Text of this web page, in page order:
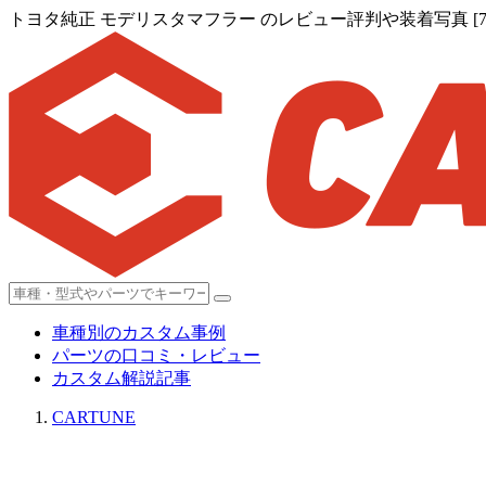
トヨタ純正 モデリスタマフラー のレビュー評判や装着写真
車種別のカスタム事例
パーツの口コミ・レビュー
カスタム解説記事
CARTUNE